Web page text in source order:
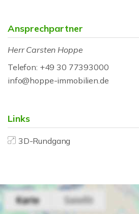
Ansprechpartner
Herr Carsten Hoppe
Telefon: +49 30 77393000
info@hoppe-immobilien.de
Links
3D-Rundgang